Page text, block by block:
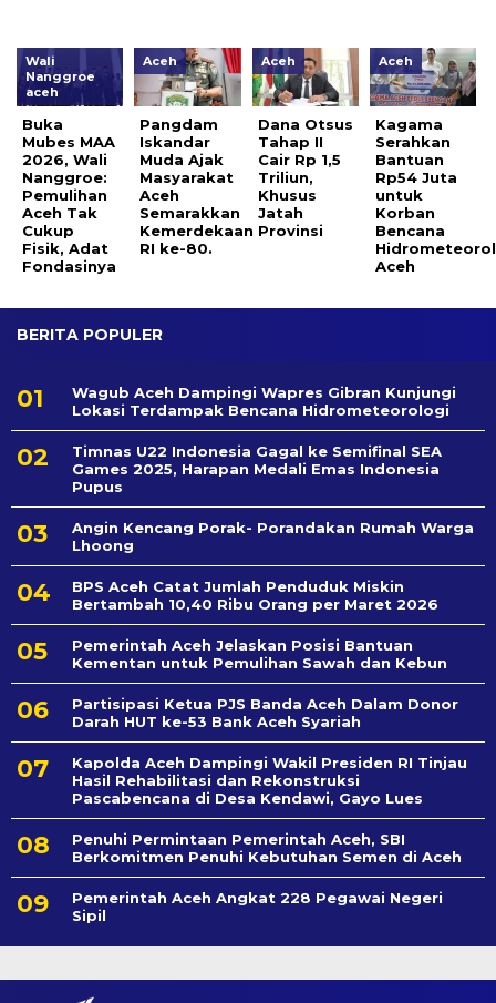
Wali
Nanggroe
aceh
Buka
Mubes MAA
2026, Wali
Nanggroe:
Pemulihan
Aceh Tak
Cukup
Fisik, Adat
Fondasinya
Aceh
Pangdam
Iskandar
Muda Ajak
Masyarakat
Aceh
Semarakkan
Kemerdekaan
RI ke-80.
Aceh
Dana Otsus
Tahap II
Cair Rp 1,5
Triliun,
Khusus
Jatah
Provinsi
Aceh
Kagama
Serahkan
Bantuan
Rp54 Juta
untuk
Korban
Bencana
Aceh
BERITA POPULER
Wagub Aceh Dampingi Wapres Gibran Kunjungi
Lokasi Terdampak Bencana Hidrometeorologi
Timnas U22 Indonesia Gagal ke Semifinal SEA
Games 2025, Harapan Medali Emas Indonesia
Pupus
Angin Kencang Porak- Porandakan Rumah Warga
Lhoong
BPS Aceh Catat Jumlah Penduduk Miskin
Bertambah 10,40 Ribu Orang per Maret 2026
Pemerintah Aceh Jelaskan Posisi Bantuan
Kementan untuk Pemulihan Sawah dan Kebun
Partisipasi Ketua PJS Banda Aceh Dalam Donor
Darah HUT ke-53 Bank Aceh Syariah
Kapolda Aceh Dampingi Wakil Presiden RI Tinjau
Hasil Rehabilitasi dan Rekonstruksi
Pascabencana di Desa Kendawi, Gayo Lues
Penuhi Permintaan Pemerintah Aceh, SBI
Berkomitmen Penuhi Kebutuhan Semen di Aceh
Pemerintah Aceh Angkat 228 Pegawai Negeri
Sipil